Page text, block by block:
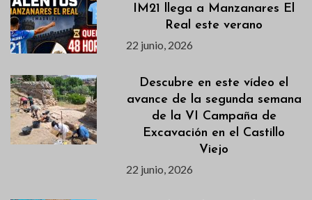
IM21 llega a Manzanares El
Real este verano
22 junio, 2026
Descubre en este vídeo el
avance de la segunda semana
de la VI Campaña de
Excavación en el Castillo
Viejo
22 junio, 2026